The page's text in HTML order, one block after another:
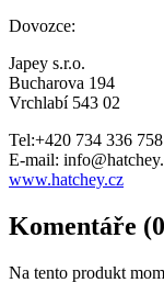
Dovozce:
Japey s.r.o.
Bucharova 194
Vrchlabí 543 02
Tel:+420 734 336 758
E-mail:
www.hatchey.cz
Komentáře
Na tento produkt